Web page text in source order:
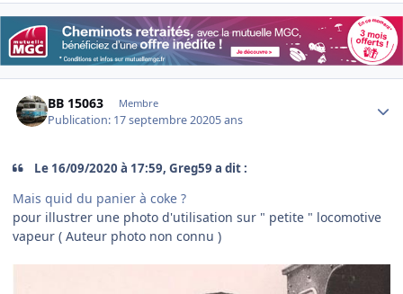
BB 15063 Membre
Publication: 17 septembre 20205 ans
Le 16/09/2020 à 17:59, Greg59 a dit :
Mais quid du panier à coke ?
pour illustrer une photo d'utilisation sur " petite " locomotive
vapeur ( Auteur photo non connu )